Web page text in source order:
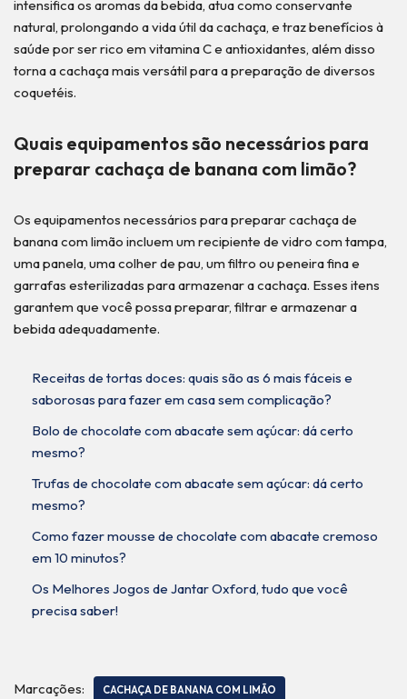
intensifica os aromas da bebida, atua como conservante
natural, prolongando a vida útil da cachaça, e traz benefícios à
saúde por ser rico em vitamina C e antioxidantes, além disso
torna a cachaça mais versátil para a preparação de diversos
coquetéis.
Quais equipamentos são necessários para
preparar cachaça de banana com limão?
Os equipamentos necessários para preparar cachaça de
banana com limão incluem um recipiente de vidro com tampa,
uma panela, uma colher de pau, um filtro ou peneira fina e
garrafas esterilizadas para armazenar a cachaça. Esses itens
garantem que você possa preparar, filtrar e armazenar a
bebida adequadamente.
Receitas de tortas doces: quais são as 6 mais fáceis e
saborosas para fazer em casa sem complicação?
Bolo de chocolate com abacate sem açúcar: dá certo
mesmo?
Trufas de chocolate com abacate sem açúcar: dá certo
mesmo?
Como fazer mousse de chocolate com abacate cremoso
em 10 minutos?
Os Melhores Jogos de Jantar Oxford, tudo que você
precisa saber!
Marcações: CACHAÇA DE BANANA COM LIMÃO